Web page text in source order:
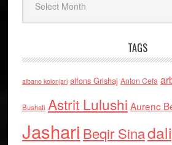
TAGS
albano kolonjari alfons Grishaj Anton Cefa
Bushati Astrit Lulushi Aurenc
Jashari Beqir Sina